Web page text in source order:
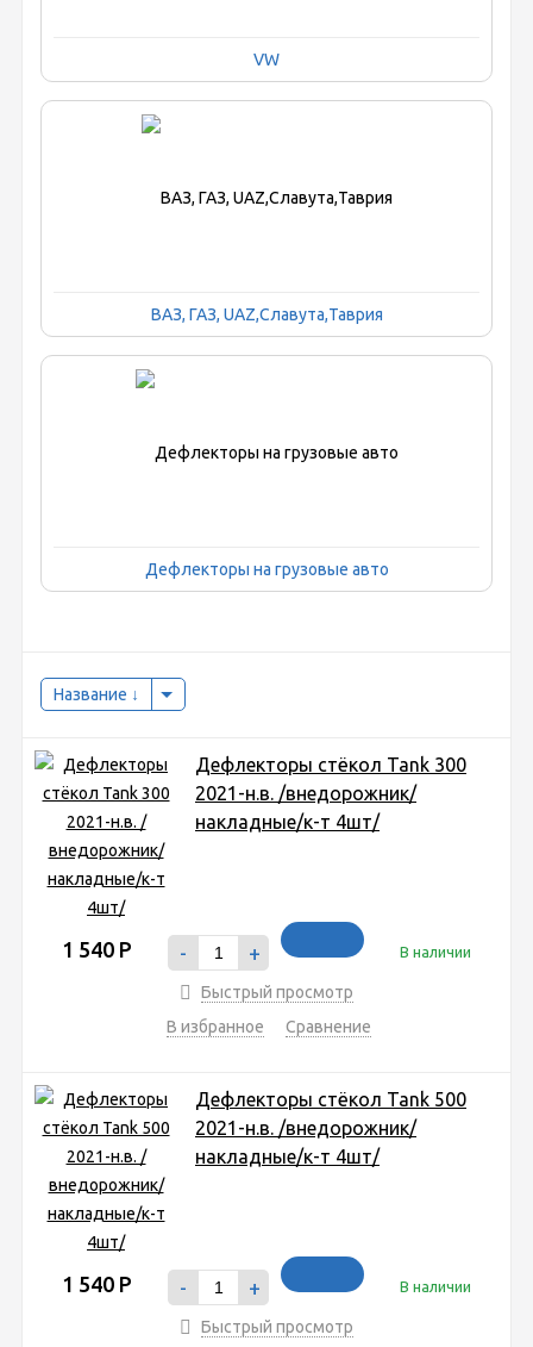
VW
ВАЗ, ГАЗ, UAZ,Славута,Таврия
Дефлекторы на грузовые авто
Название
Дефлекторы стёкол Tank 300
2021-н.в. /внедорожник/
накладные/к-т 4шт/
1 540 Р - + В наличии
Быстрый просмотр
В избранное
Сравнение
Дефлекторы стёкол Tank 500
2021-н.в. /внедорожник/
накладные/к-т 4шт/
1 540 Р - + В наличии
Быстрый просмотр